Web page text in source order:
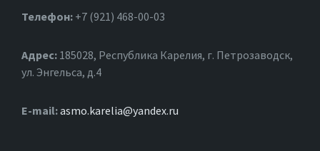
Телефон: +7 (921) 468-00-03
Адрес: 185028, Республика Карелия, г. Петрозаводск,
ул. Энгельса, д.4
Е-mail:asmo.karelia@yandex.ru